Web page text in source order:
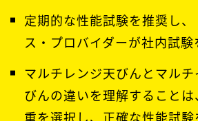
定期的な性能試験を推奨し
ス・プロバイダーが社内試験
マルチレンジ天びんとマル
びんの違いを理解すること